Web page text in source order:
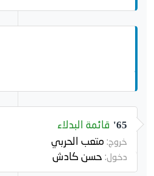
65' قائمة البدلاء
خروج: متعب الحربي
دخول: حسن كادش